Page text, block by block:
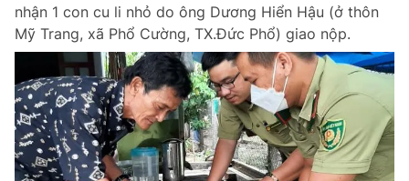
nhận 1 con cu li nhỏ do ông Dương Hiển Hậu (ở thôn
Mỹ Trang, xã Phổ Cường, TX.Đức Phổ) giao nộp.